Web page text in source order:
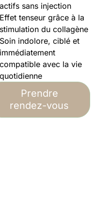
actifs sans injection
Effet tenseur grâce à la
stimulation du collagène
Soin indolore, ciblé et
immédiatement
compatible avec la vie
quotidienne
Prendre
rendez-vous